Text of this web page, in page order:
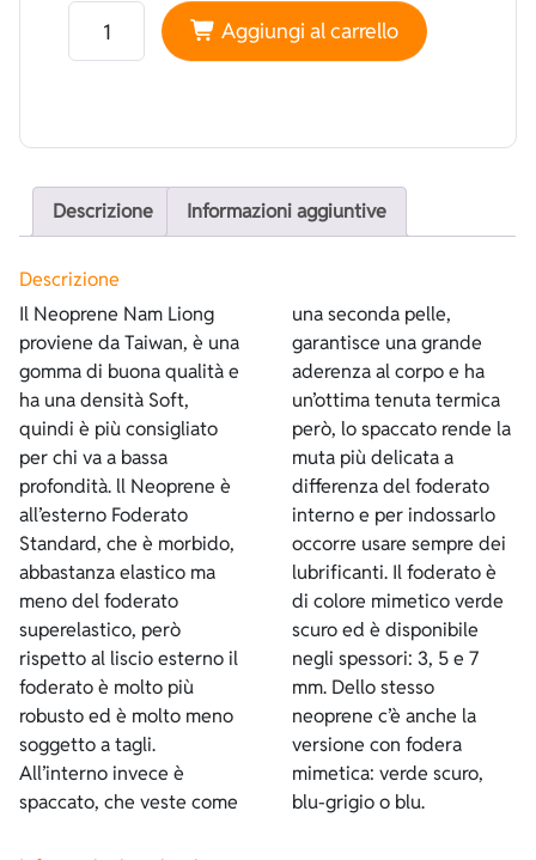
Neoprene Nam Liong Foderato Mimetico Verde -
Aggiungi al carrello
Descrizione Informazioni aggiuntive
Descrizione
Il Neoprene Nam Liong
proviene da Taiwan, è una
gomma di buona qualità e
ha una densità Soft,
quindi è più consigliato
per chi va a bassa
profondità. ll Neoprene è
all’esterno Foderato
Standard, che è morbido,
abbastanza elastico ma
meno del foderato
superelastico, però
rispetto al liscio esterno il
foderato è molto più
robusto ed è molto meno
soggetto a tagli.
All’interno invece è
spaccato, che veste come
una seconda pelle,
garantisce una grande
aderenza al corpo e ha
un’ottima tenuta termica
però, lo spaccato rende la
muta più delicata a
differenza del foderato
interno e per indossarlo
occorre usare sempre dei
lubrificanti. Il foderato è
di colore mimetico verde
scuro ed è disponibile
negli spessori: 3, 5 e 7
mm. Dello stesso
neoprene c’è anche la
versione con fodera
mimetica: verde scuro,
blu-grigio o blu.